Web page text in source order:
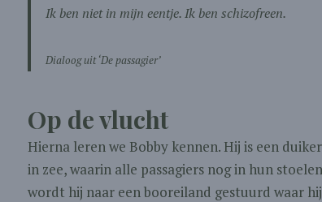
Ik ben niet in mijn eentje. Ik ben schizofreen.
Dialoog uit ‘De passagier’
Op de vlucht
Hierna leren we Bobby kennen. Hij is een
in zee, waarin alle passagiers nog in hun
wordt hij naar een booreiland gestuurd waar